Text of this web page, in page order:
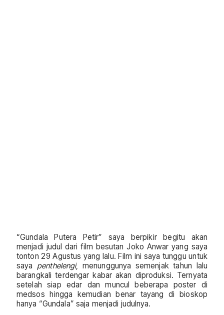
“Gundala Putera Petir” saya berpikir begitu akan
menjadi judul dari film besutan Joko Anwar yang saya
tonton 29 Agustus yang lalu. Film ini saya tunggu untuk
saya penthelengi, menunggunya semenjak tahun lalu
barangkali terdengar kabar akan diproduksi. Ternyata
setelah siap edar dan muncul beberapa poster di
medsos hingga kemudian benar tayang di bioskop
hanya “Gundala” saja menjadi judulnya.